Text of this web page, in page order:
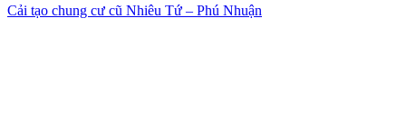
Cải tạo chung cư cũ Nhiêu Tứ – Phú Nhuận